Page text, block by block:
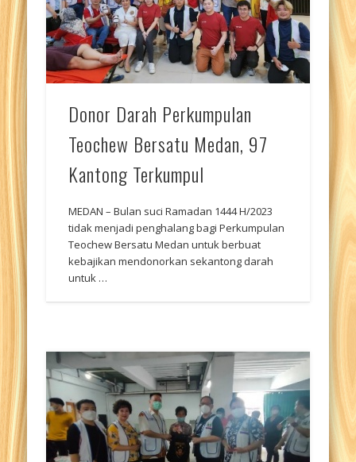
Donor Darah Perkumpulan
Teochew Bersatu Medan, 97
Kantong Terkumpul
MEDAN – Bulan suci Ramadan 1444 H/2023
tidak menjadi penghalang bagi Perkumpulan
Teochew Bersatu Medan untuk berbuat
kebajikan mendonorkan sekantong darah
untuk …